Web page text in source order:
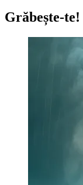
Grăbește-te!